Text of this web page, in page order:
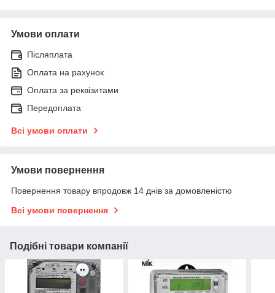
Умови оплати
Післяплата
Оплата на рахунок
Оплата за реквізитами
Передоплата
Всі умови оплати
Умови повернення
Повернення товару впродовж 14 днів за домовленістю
Всі умови повернення
Подібні товари компанії